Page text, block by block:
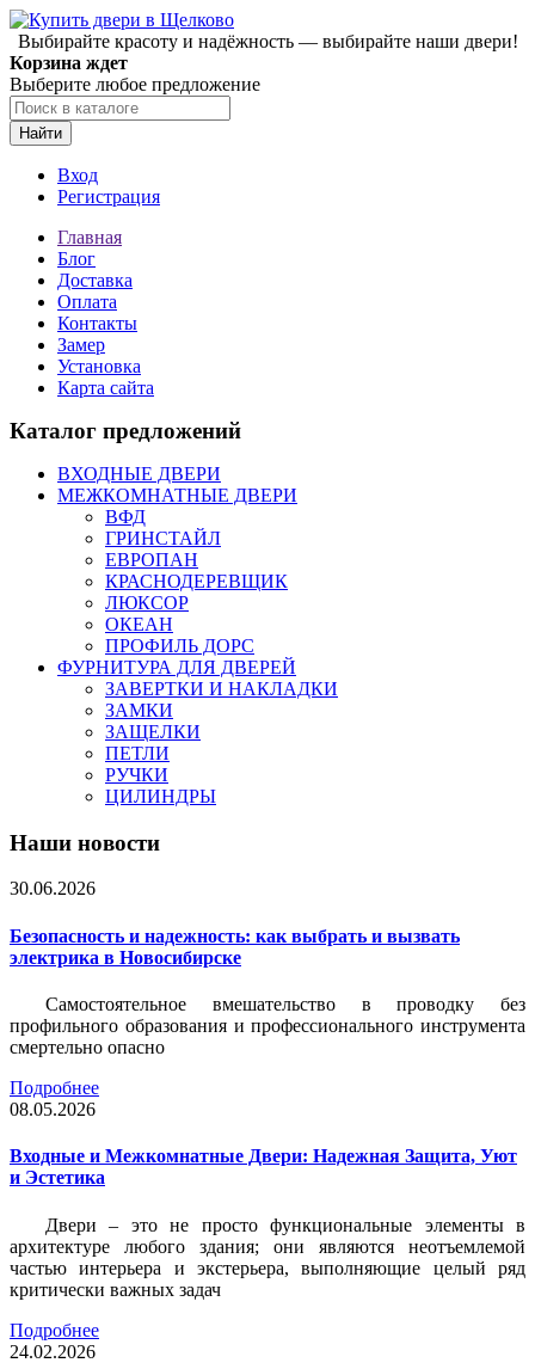
Выбирайте красоту и надёжность — выбирайте наши двери!
Корзина ждет
Выберите любое предложение
Найти
Вход
Регистрация
Главная
Блог
Доставка
Оплата
Контакты
Замер
Установка
Карта сайта
Каталог предложений
ВХОДНЫЕ ДВЕРИ
МЕЖКОМНАТНЫЕ ДВЕРИ
ВФД
ГРИНСТАЙЛ
ЕВРОПАН
КРАСНОДЕРЕВЩИК
ЛЮКСОР
ОКЕАН
ПРОФИЛЬ ДОРС
ФУРНИТУРА ДЛЯ ДВЕРЕЙ
ЗАВЕРТКИ И НАКЛАДКИ
ЗАМКИ
ЗАЩЕЛКИ
ПЕТЛИ
РУЧКИ
ЦИЛИНДРЫ
Наши новости
30.06.2026
Безопасность и надежность: как выбрать и вызвать
электрика в Новосибирске
Самостоятельное вмешательство в проводку без
профильного образования и профессионального инструмента
смертельно опасно
Подробнее
08.05.2026
Входные и Межкомнатные Двери: Надежная Защита, Уют
и Эстетика
Двери – это не просто функциональные элементы в
архитектуре любого здания; они являются неотъемлемой
частью интерьера и экстерьера, выполняющие целый ряд
критически важных задач
Подробнее
24.02.2026